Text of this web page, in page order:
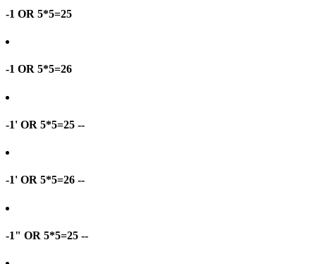
-1 OR 5*5=25
-1 OR 5*5=26
-1' OR 5*5=25 --
-1' OR 5*5=26 --
-1" OR 5*5=25 --